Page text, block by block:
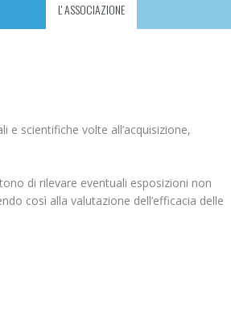
L' ASSOCIAZIONE
scientifiche volte all’acquisizione,
di rilevare eventuali esposizioni non
così alla valutazione dell’efficacia delle